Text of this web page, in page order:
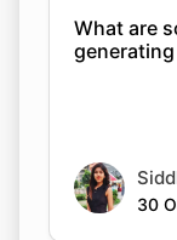
What are
30